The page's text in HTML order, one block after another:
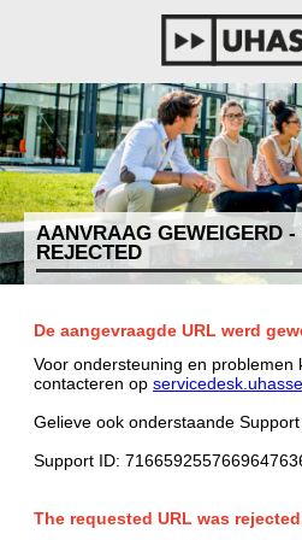
AANVRAAG GEWEIGERD -
REJECTED
De aangevraagde URL werd
Voor ondersteuning en problemen
contacteren op
Gelieve ook onderstaande Support
Support ID:
The requested URL was